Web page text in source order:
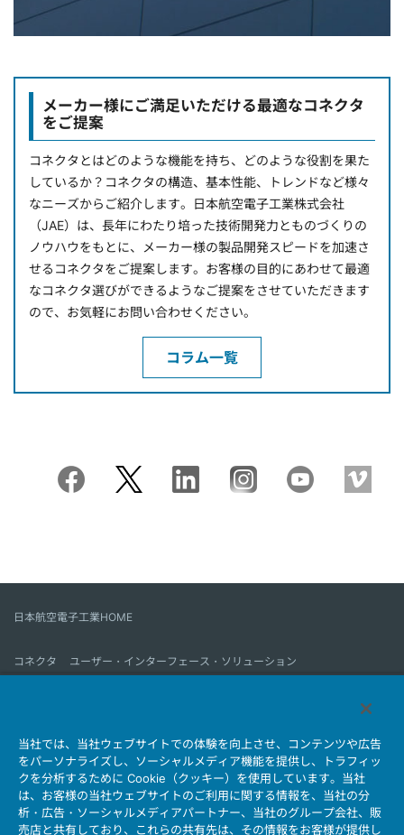
メーカー様にご満足いただける最適なコネクタ
をご提案
コネクタとはどのような機能を持ち、どのような役割を果た
しているか？コネクタの構造、基本性能、トレンドなど様々
なニーズからご紹介します。日本航空電子工業株式会社
（JAE）は、長年にわたり培った技術開発力とものづくりの
ノウハウをもとに、メーカー様の製品開発スピードを加速さ
せるコネクタをご提案します。お客様の目的にあわせて最適
なコネクタ選びができるようなご提案をさせていただきます
ので、お気軽にお問い合わせください。
コラム一覧
日本航空電子工業HOME
コネクタ
ユーザー・インターフェース・ソリューション
会社情報 サステナビリティ IR情報 採用情報
会社情報新着一覧
製品情報新着一覧
サイトマップ お問い合わせ
当社では、当社ウェブサイトでの体験を向上させ、コンテンツや広告
をパーソナライズし、ソーシャルメディア機能を提供し、トラフィッ
クを分析するために Cookie（クッキー）を使用しています。当社
は、お客様の当社ウェブサイトのご利用に関する情報を、当社の分
析・広告・ソーシャルメディアパートナー、当社のグループ会社、販
売店と共有しており、これらの共有先は、その情報をお客様が提供し